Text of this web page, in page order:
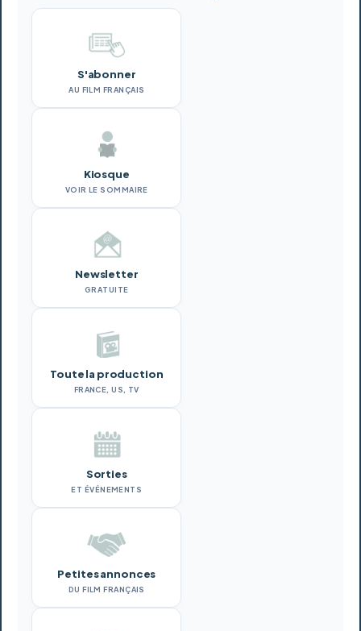
S'abonner
AU FILM FRANÇAIS
Kiosque
VOIR LE SOMMAIRE
Newsletter
GRATUITE
Toute la production
FRANCE, US, TV
Sorties
ET ÉVÉNEMENTS
Petites annonces
DU FILM FRANÇAIS